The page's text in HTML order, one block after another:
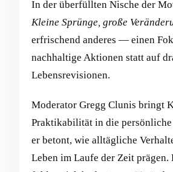
In der überfüllten Nische der
Kleine Sprünge, große
erfrischend anderes — einen
nachhaltige Aktionen statt auf
Lebensrevisionen.
Moderator Gregg Clunis bringt
Praktikabilität in die
er betont, wie alltägliche
Leben im Laufe der Zeit prägen.